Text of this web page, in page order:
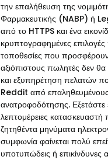
την επαλήθευση της
Φαρμακευτικής (NABP) ή
από το HTTPS και ένα
κρυπτογραφημένες
τοποθεσίες που
αξιόπιστους πωλητές δεν
και εξυπηρέτηση πελατών
Reddit από επαληθευμένους
ανατροφοδότησης. Εξετάστε
λεπτομέρειες
ζητηθέντα μηνύματα
συμφωνία φαίνεται πολύ
υποτυπώδεις ή